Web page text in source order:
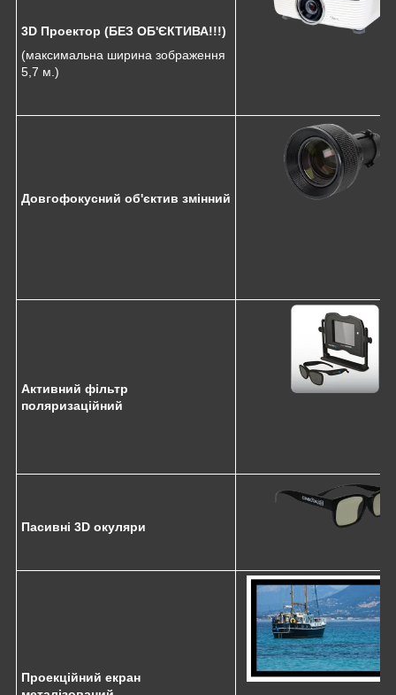
3D Проектор (БЕЗ ОБ'ЄКТИВА!!!)
(максимальна ширина зображення
5,7 м.)
Довгофокусний об'єктив змінний
Активний фільтр
поляризаційний
Пасивні 3D окуляри
Проекційний екран